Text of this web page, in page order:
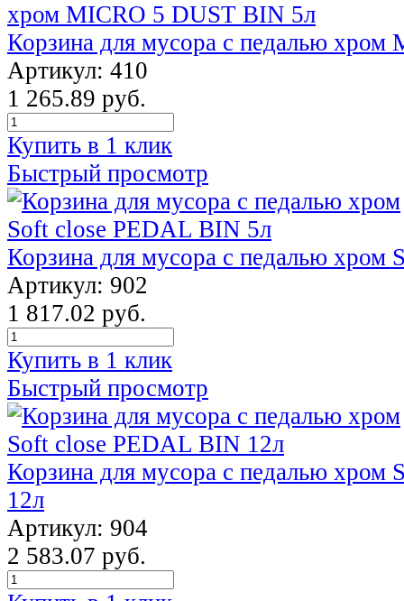
Корзина для мусора с педалью
Артикул: 410
1 265.89 руб.
Купить в 1 клик
Быстрый просмотр
Корзина для мусора с педалью
Артикул: 902
1 817.02 руб.
Купить в 1 клик
Быстрый просмотр
Корзина для мусора с педалью
12л
Артикул: 904
2 583.07 руб.